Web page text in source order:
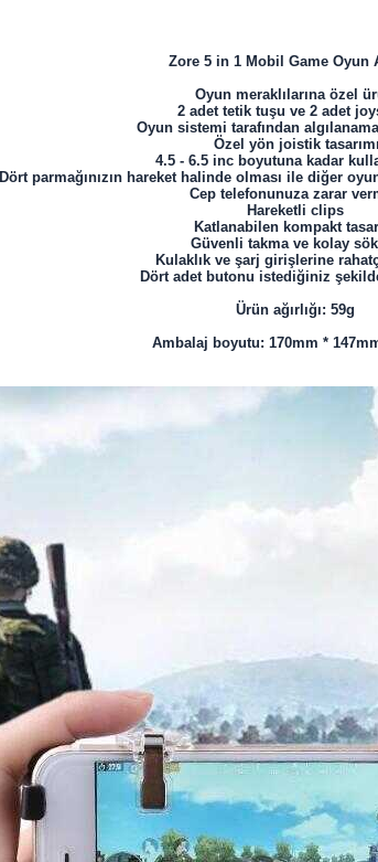
​​Zore 5 in 1 Mobil Game Oyun
Oyun meraklılarına özel
2 adet tetik tuşu ve 2 adet
Oyun sistemi tarafından
Özel yön joistik tasarımı
4.5 - 6.5 inc boyutuna kadar
Dört parmağınızın hareket halinde olması ile diğer
Cep telefonunuza zarar
Hareketli clips
Katlanabilen kompakt
Güvenli takma ve kolay
Kulaklık ve şarj girişlerine
Dört adet butonu istediğiniz
Ürün ağırlığı: 59g
Ambalaj boyutu: 170mm *